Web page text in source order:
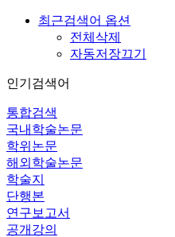
최근검색어 옵션
전체삭제
자동저장끄기
인기검색어
통합검색
국내학술논문
학위논문
해외학술논문
학술지
단행본
연구보고서
공개강의